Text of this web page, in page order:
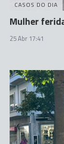
CASOS DO DIA
Mulher
25 Abr 17:41